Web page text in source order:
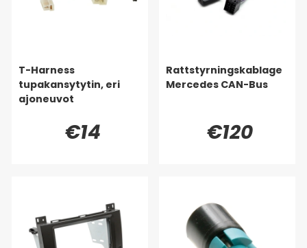
T-Harness
tupakansytytin, eri
ajoneuvot
€14
Rattstyrningskablage
Mercedes CAN-Bus
€120